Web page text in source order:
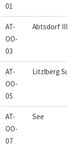
01
AT-
OO-
03
Abtsdorf III
AT-
OO-
05
Litzlberg
AT-
OO-
07
See